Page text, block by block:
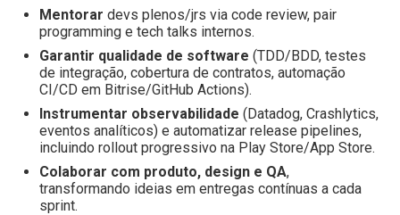
Mentorar devs plenos/jrs via code review, pair
programming e tech talks internos.
Garantir qualidade de software (TDD/BDD, testes
de integração, cobertura de contratos, automação
CI/CD em Bitrise/GitHub Actions).
Instrumentar observabilidade (Datadog, Crashlytics,
eventos analíticos) e automatizar release pipelines,
incluindo rollout progressivo na Play Store/App Store.
Colaborar com produto, design e QA,
transformando ideias em entregas contínuas a cada
sprint.